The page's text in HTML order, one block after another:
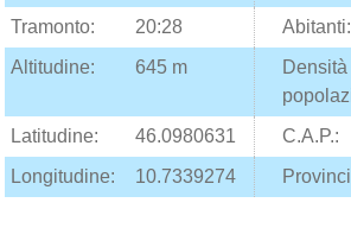
Tramonto:
20:28 Abitanti:
Altitudine:
645 m
Densità
Latitudine:
46.0980631 C.A.P.:
Longitudine:
10.7339274